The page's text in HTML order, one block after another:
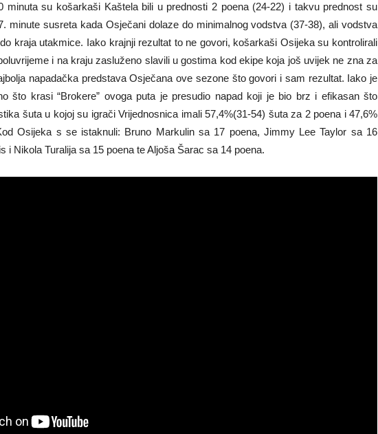
minuta su košarkaši Kaštela bili u prednosti 2 poena (24-22) i takvu prednost su
minute susreta kada Osječani dolaze do minimalnog vodstva (37-38), ali vodstva
kraja utakmice. Iako krajnji rezultat to ne govori, košarkaši Osijeka su kontrolirali
i na kraju zasluženo slavili u gostima kod ekipe koja još uvijek ne zna za
napadačka predstava Osječana ove sezone što govori i sam rezultat. Iako je
što krasi “Brokere” ovoga puta je presudio napad koji je bio brz i efikasan što
šuta u kojoj su igrači Vrijednosnica imali 57,4%(31-54) šuta za 2 poena i 47,6%
Osijeka s se istaknuli: Bruno Markulin sa 17 poena, Jimmy Lee Taylor sa 16
i Nikola Turalija sa 15 poena te Aljoša Šarac sa 14 poena.